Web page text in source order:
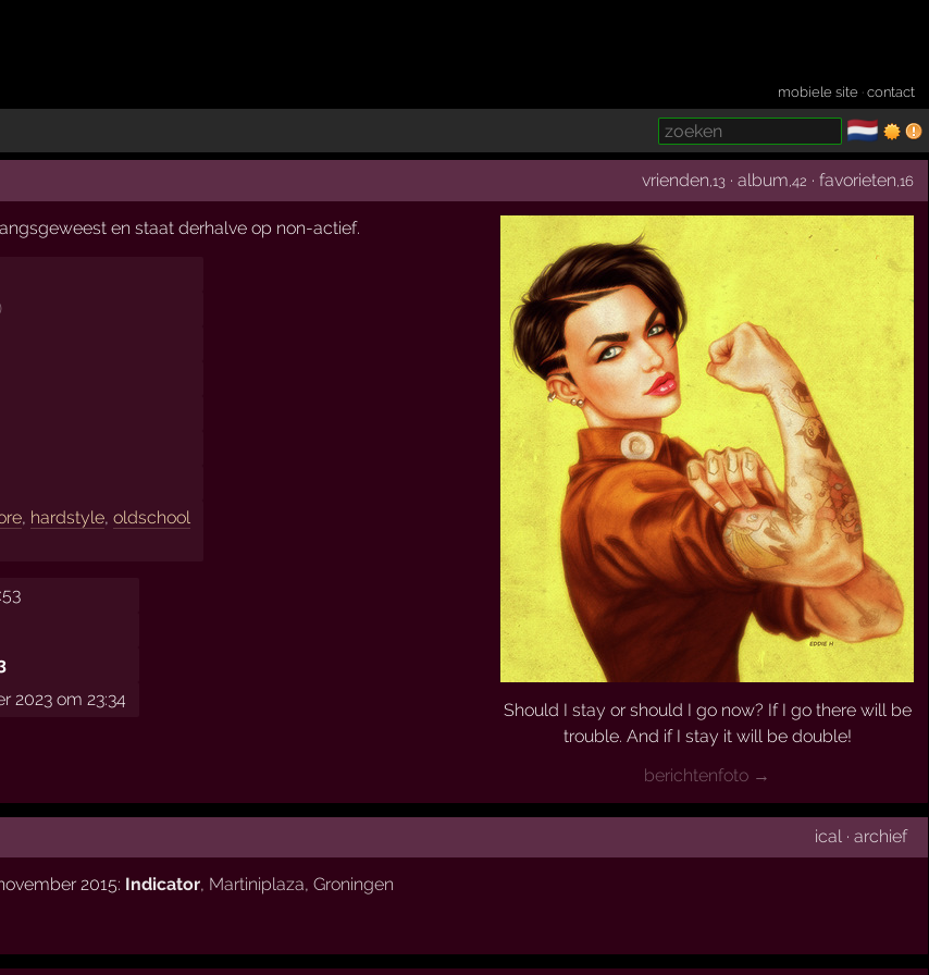
mobiele site ·contact
🇳🇱
vrienden ,13 ·album ,42 ·favorieten ,16
Should I stay or should I go now? If I go there will be
trouble. And if I stay it will be double!
berichtenfoto →
en staat derhalve op non-actief.
)
, hardstyle,oldschool
2023 om 23:34
ical· archief
2015: Indicator, Martiniplaza, Groningen